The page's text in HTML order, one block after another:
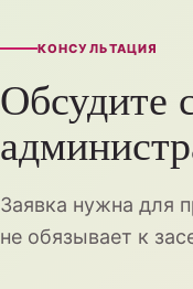
КОНСУЛЬТАЦИЯ
Обсудите
Заявка нужна для
не обязывает к